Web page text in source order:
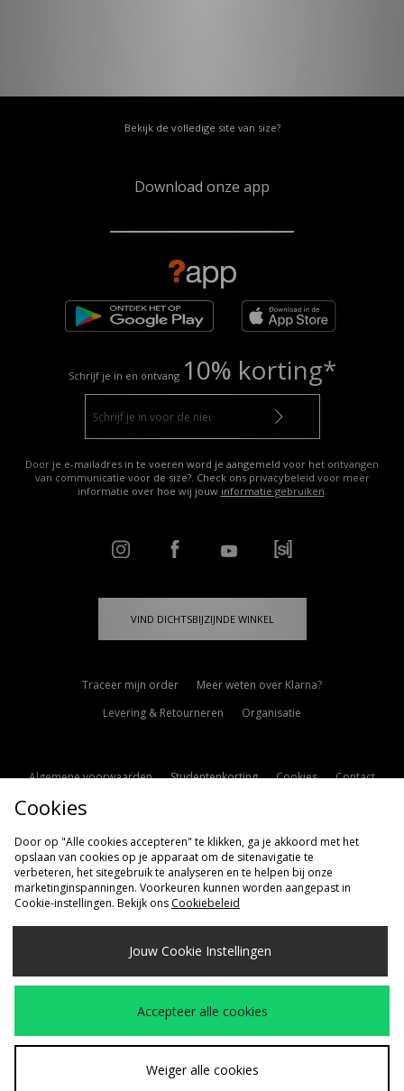
Bekijk de volledige site van size?
Download onze app
Schrijf je in en ontvang 10% korting*
Door je e-mailadres in te voeren word je aangemeld voor het ontvangen
van communicatie voor de size?. Check ons privacybeleid voor meer
informatie over hoe wij jouw informatie gebruiken.
VIND DICHTSBIJZIJNDE WINKEL
Traceer mijn order
Meer weten over Klarna?
Levering & Retourneren
Organisatie
Algemene voorwaarden Studentenkorting Cookies
Contact
Cookie Instellingen
Verzenden Naar
Nederland
Wij accepteren de volgende betaalmethoden
Bezoek onze bedrijfspaginawww.jdplc.com
Cookies
Door op "Alle cookies accepteren" te klikken, ga je akkoord met het
opslaan van cookies op je apparaat om de sitenavigatie te
verbeteren, het sitegebruik te analyseren en te helpen bij onze
marketinginspanningen. Voorkeuren kunnen worden aangepast in
Cookie-instellingen. Bekijk ons Cookiebeleid
Jouw Cookie Instellingen
Accepteer alle cookies
Weiger alle cookies